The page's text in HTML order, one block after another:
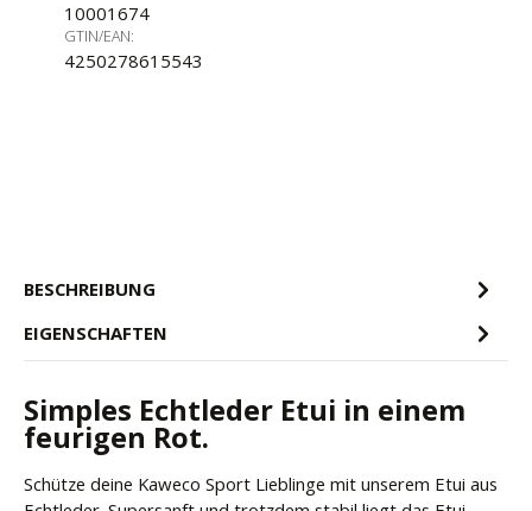
10001674
GTIN/EAN:
4250278615543
BESCHREIBUNG
EIGENSCHAFTEN
Simples Echtleder Etui in einem
feurigen Rot.
Schütze deine Kaweco Sport Lieblinge mit unserem Etui aus